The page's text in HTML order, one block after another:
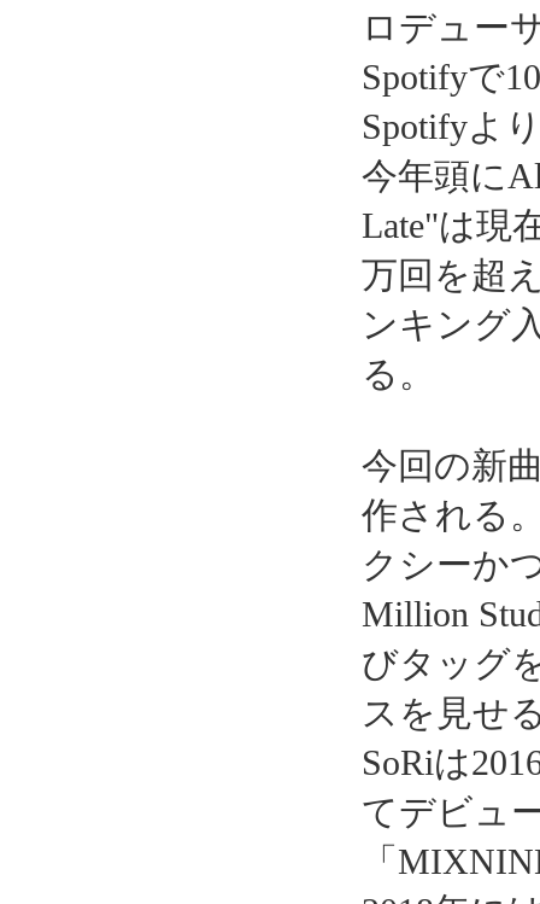
ロデュー
Spotifyで
Spotifyよ
今年頭に
Late"は現
万回を超
ンキング
る。
今回の新
作される
クシーか
Million
びタッグ
スを見せ
SoRiは
てデビュ
「